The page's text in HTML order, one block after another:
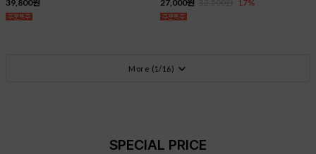
39,800원 27,000원 17%
More (1/16)
SPECIAL PRICE